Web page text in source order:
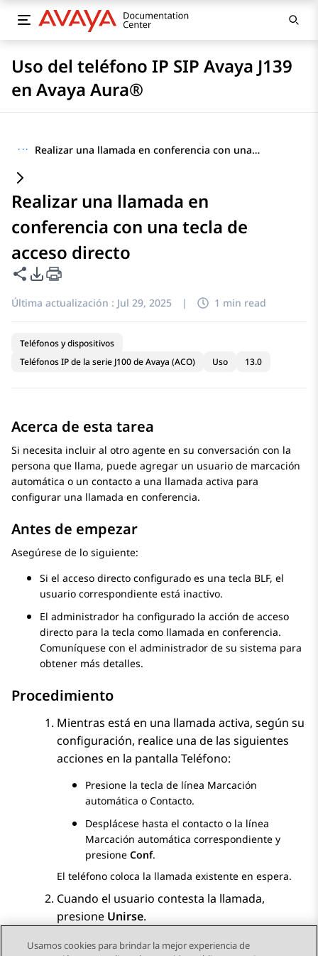
Uso del teléfono IP SIP Avaya J139
en Avaya Aura®
··· Realizar una llamada en conferencia con una tecla de acceso directo
Realizar una llamada en
conferencia con una tecla de
acceso directo
Compartir esta página
Opciones de exportación de PDF
Última actualización : Jul 29, 2025 | 1 min read
Teléfonos y dispositivos
Teléfonos IP de la serie J100 de Avaya (ACO)
Uso 13.0
Acerca de esta tarea
Si necesita incluir al otro agente en su conversación con la
persona que llama, puede agregar un usuario de marcación
automática o un contacto a una llamada activa para
configurar una llamada en conferencia.
Antes de empezar
Asegúrese de lo siguiente:
Si el acceso directo configurado es una tecla BLF, el
usuario correspondiente está inactivo.
El administrador ha configurado la acción de acceso
directo para la tecla como llamada en conferencia.
Comuníquese con el administrador de su sistema para
obtener más detalles.
Procedimiento
Mientras está en una llamada activa, según su
configuración, realice una de las siguientes
acciones en la pantalla Teléfono:
Presione la tecla de línea Marcación
automática o Contacto.
Desplácese hasta el contacto o la línea
Marcación automática correspondiente y
presione Conf.
El teléfono coloca la llamada existente en espera.
Cuando el usuario contesta la llamada,
presione Unirse.
Usamos cookies para brindar la mejor experiencia de